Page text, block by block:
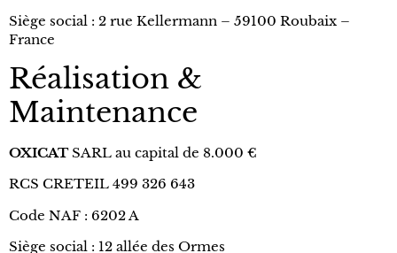
Siège social : 2 rue Kellermann – 59100 Roubaix –
France
Réalisation &
Maintenance
OXICATSARL au capital de 8.000 €
RCS CRETEIL 499 326 643
Code NAF : 6202 A
Siège social : 12 allée des Ormes